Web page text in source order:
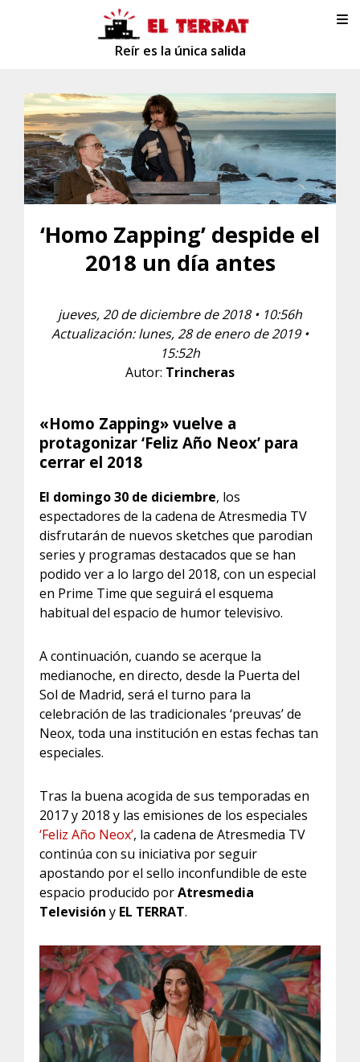
Reír es la única salida
‘Homo Zapping’ despide el
2018 un día antes
jueves, 20 de diciembre de 2018 • 10:56h
Actualización: lunes, 28 de enero de 2019 •
15:52h
Autor: Trincheras
«Homo Zapping» vuelve a
protagonizar ‘Feliz Año Neox’ para
cerrar el 2018
El domingo 30 de diciembre, los
espectadores de la cadena de Atresmedia TV
disfrutarán de nuevos sketches que parodian
series y programas destacados que se han
podido ver a lo largo del 2018, con un especial
en Prime Time que seguirá el esquema
habitual del espacio de humor televisivo.
A continuación, cuando se acerque la
medianoche, en directo, desde la Puerta del
Sol de Madrid, será el turno para la
celebración de las tradicionales ‘preuvas’ de
Neox, toda una institución en estas fechas tan
especiales.
Tras la buena acogida de sus temporadas en
2017 y 2018 y las emisiones de los especiales
‘Feliz Año Neox’, la cadena de Atresmedia TV
continúa con su iniciativa por seguir
apostando por el sello inconfundible de este
espacio producido porAtresmedia
Televisión y EL TERRAT.